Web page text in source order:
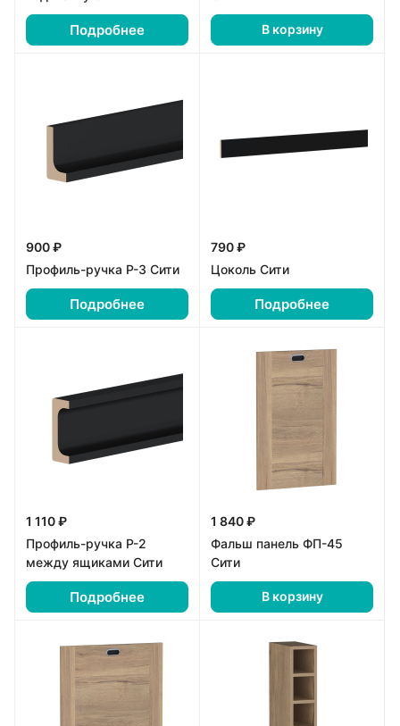
Подробнее В корзину
900 ₽
Профиль-ручка Р-3 Сити
Подробнее
790 ₽
Цоколь Сити
Подробнее
1 110 ₽
Профиль-ручка Р-2
между ящиками Сити
Подробнее
1 840 ₽
Фальш панель ФП-45
Сити
В корзину